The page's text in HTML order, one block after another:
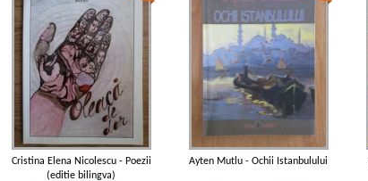
Cristina Elena Nicolescu - Poezii
(editie bilingva)
Ayten Mutlu - Ochii Istanbulului